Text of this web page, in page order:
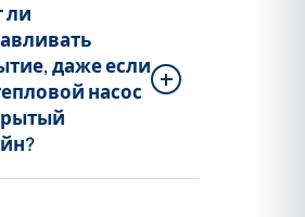
ли
даже если
насос